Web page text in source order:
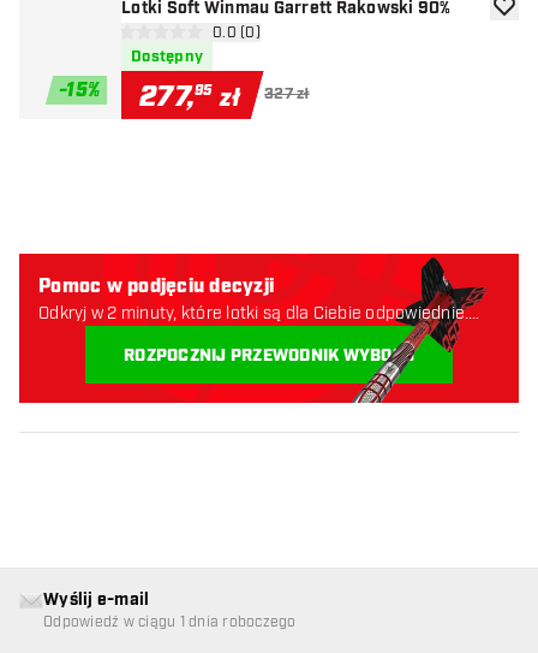
-15%
Lotki Soft Winmau Garrett Rakowski 90%
otwórz panel recenzji
0 gwiazdki oceny0.0 (0)
Dostępny
277,95 zł 327 zł
Pomoc w podjęciu decyzji
Odkryj w 2 minuty, które lotki są dla Ciebie odpowiednie.
ROZPOCZNIJ PRZEWODNIK WYBORU
Wyślij e-mail
Odpowiedź w ciągu 1 dnia roboczego